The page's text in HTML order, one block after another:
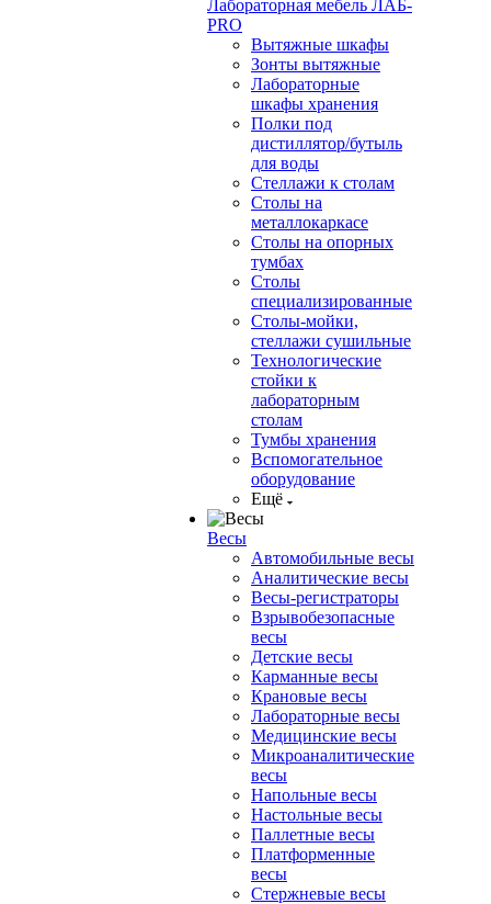
Лабораторная мебель ЛАБ-
PRO
Вытяжные шкафы
Зонты вытяжные
Лабораторные
шкафы хранения
Полки под
дистиллятор/бутыль
для воды
Стеллажи к столам
Столы на
металлокаркасе
Столы на опорных
тумбах
Столы
специализированные
Столы-мойки,
стеллажи сушильные
Технологические
стойки к
лабораторным
столам
Тумбы хранения
Вспомогательное
оборудование
Ещё
Весы
Автомобильные весы
Аналитические весы
Весы-регистраторы
Взрывобезопасные
весы
Детские весы
Карманные весы
Крановые весы
Лабораторные весы
Медицинские весы
Микроаналитические
весы
Напольные весы
Настольные весы
Паллетные весы
Платформенные
весы
Стержневые весы